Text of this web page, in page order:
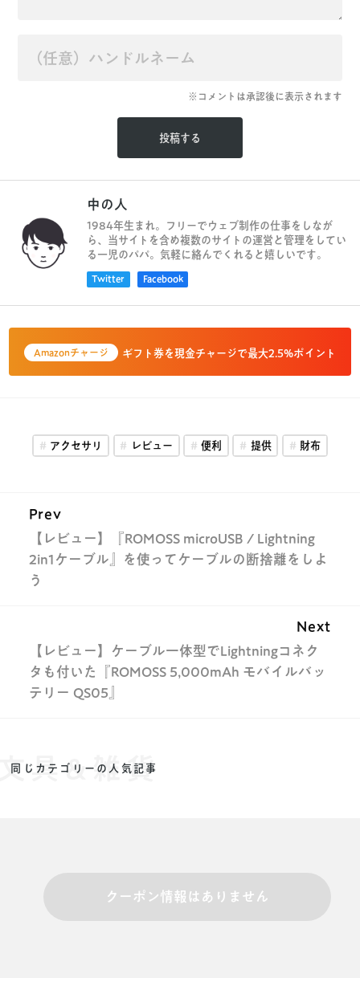
※コメントは承認後に表示されます
中の人
1984年生まれ。フリーでウェブ制作の仕事をしなが
ら、当サイトを含め複数のサイトの運営と管理をしてい
る一児のパパ。気軽に絡んでくれると嬉しいです。
Twitter Facebook
Amazonチャージ ギフト券を現金チャージで最大2.5%ポイント
アクセサリ レビュー 便利 提供 財布
Prev
【レビュー】『ROMOSS microUSB / Lightning
2in1ケーブル』を使ってケーブルの断捨離をしよ
う
Next
【レビュー】ケーブル一体型でLightningコネク
タも付いた『ROMOSS 5,000mAh モバイルバッ
テリー QS05』
具&雑貨
同じカテゴリーの人気記事
クーポン情報はありません